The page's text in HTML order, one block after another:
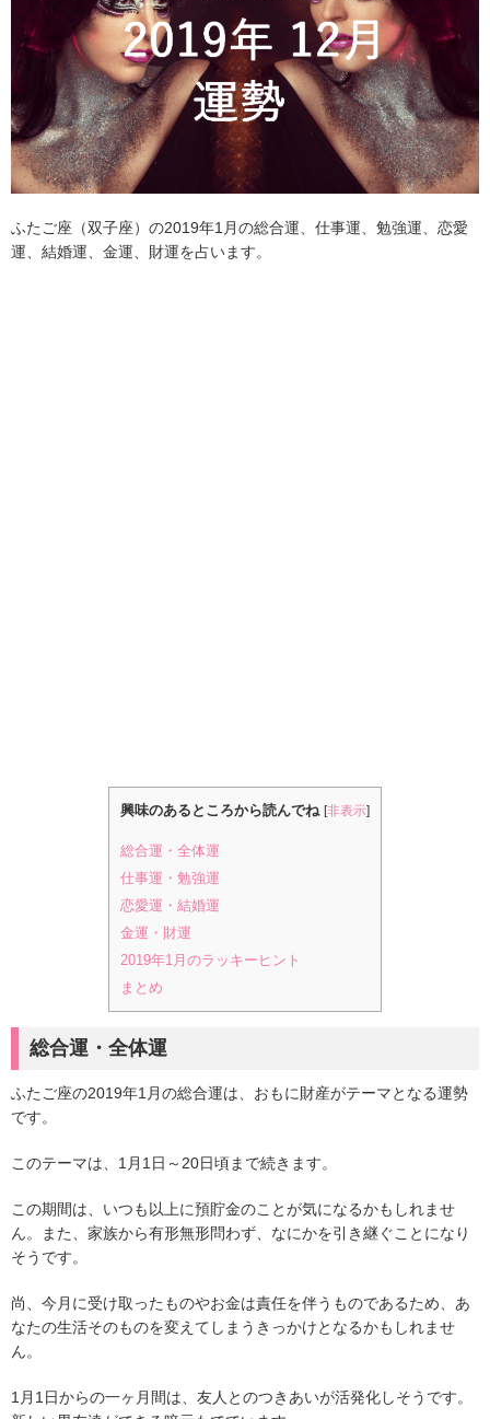
ふたご座（双子座）の2019年1月の総合運、仕事運、勉強運、恋愛
運、結婚運、金運、財運を占います。
興味のあるところから読んでね [非表示]
総合運・全体運
仕事運・勉強運
恋愛運・結婚運
金運・財運
2019年1月のラッキーヒント
まとめ
総合運・全体運
ふたご座の2019年1月の総合運は、おもに財産がテーマとなる運勢
です。
このテーマは、1月1日～20日頃まで続きます。
この期間は、いつも以上に預貯金のことが気になるかもしれませ
ん。また、家族から有形無形問わず、なにかを引き継ぐことになり
そうです。
尚、今月に受け取ったものやお金は責任を伴うものであるため、あ
なたの生活そのものを変えてしまうきっかけとなるかもしれませ
ん。
1月1日からの一ヶ月間は、友人とのつきあいが活発化しそうです。